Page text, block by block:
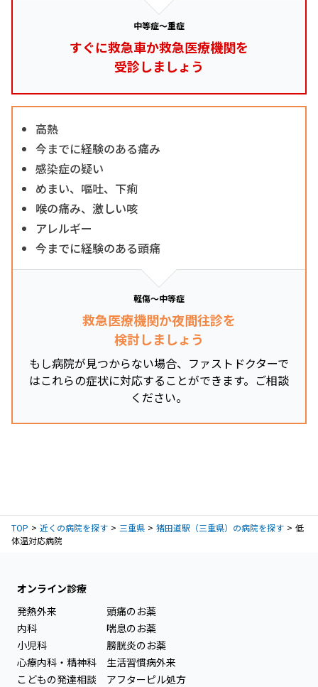
中等症～重症
すぐに救急車か救急医療機関を
受診しましょう
高熱
今までに経験のある痛み
感染症の疑い
めまい、嘔吐、下痢
喉の痛み、激しい咳
アレルギー
今までに経験のある頭痛
軽傷～中等症
救急医療機関か夜間往診を
検討しましょう
もし病院が見つからない場合、ファストドクターで
はこれらの症状に対応することができます。ご相談
ください。
TOP 近くの病院を探す 三重県 猪田道駅（三重県）の病院を探す
低
体温対応病院
オンライン診療
発熱外来
内科
小児科
心療内科・精神科
こどもの発達相談
頭痛のお薬
喘息のお薬
膀胱炎のお薬
生活習慣病外来
アフターピル処方